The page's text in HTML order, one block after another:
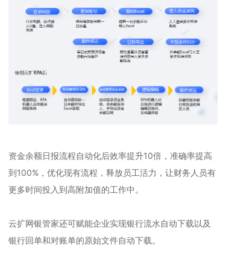
资金余额日报流程自动化后效率提升10倍，准确率提高
到100%，优化现有流程，释放员工活力，让财务人员有
更多时间投入到高附加值的工作中。
云扩网银管家还可赋能企业实现银行流水自动下载以及
银行回单和对账单的原始文件自动下载。